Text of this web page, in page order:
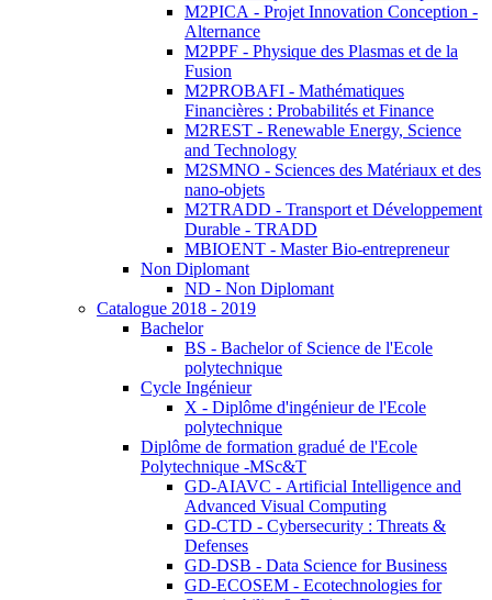
M2PICA - Projet Innovation Conception -
Alternance
M2PPF - Physique des Plasmas et de la
Fusion
M2PROBAFI - Mathématiques
Financières : Probabilités et Finance
M2REST - Renewable Energy, Science
and Technology
M2SMNO - Sciences des Matériaux et des
nano-objets
M2TRADD - Transport et Développement
Durable - TRADD
MBIOENT - Master Bio-entrepreneur
Non Diplomant
ND - Non Diplomant
Catalogue 2018 - 2019
Bachelor
BS - Bachelor of Science de l'Ecole
polytechnique
Cycle Ingénieur
X - Diplôme d'ingénieur de l'Ecole
polytechnique
Diplôme de formation gradué de l'Ecole
Polytechnique -MSc&T
GD-AIAVC - Artificial Intelligence and
Advanced Visual Computing
GD-CTD - Cybersecurity : Threats &
Defenses
GD-DSB - Data Science for Business
GD-ECOSEM - Ecotechnologies for